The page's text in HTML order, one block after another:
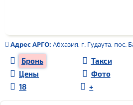
АдресАРГО: Абхазия, г. Гудаута, пос.
Бронь
Цены
Такси
Фото
18
+